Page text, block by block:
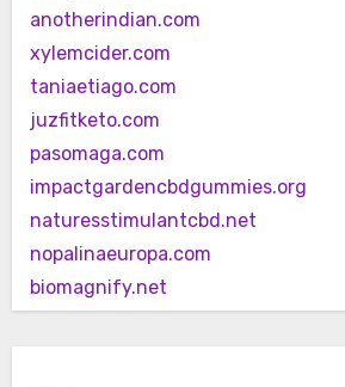
anotherindian.com
xylemcider.com
taniaetiago.com
juzfitketo.com
pasomaga.com
impactgardencbdgummies.org
naturesstimulantcbd.net
nopalinaeuropa.com
biomagnify.net